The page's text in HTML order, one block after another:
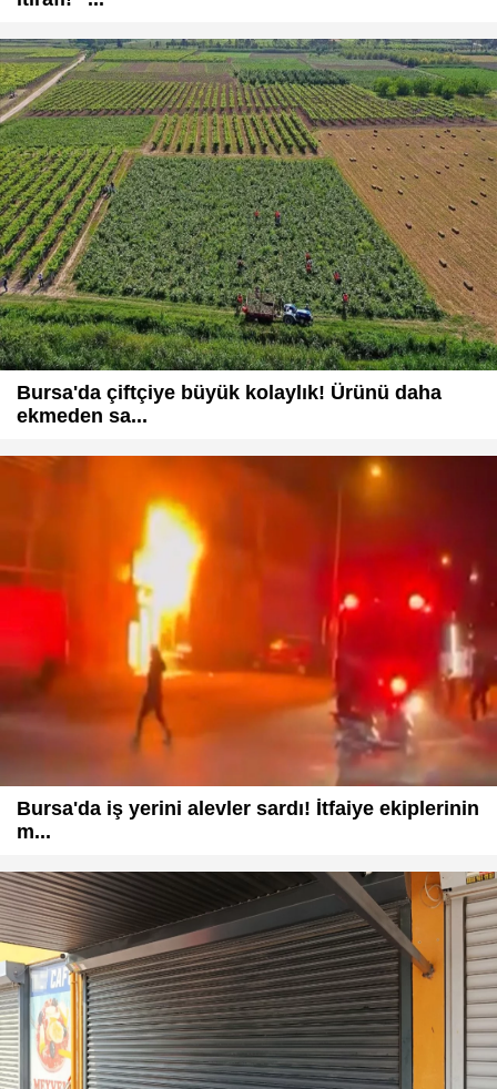
Bursa'da çiftçiye büyük kolaylık! Ürünü daha
ekmeden sa...
Bursa'da iş yerini alevler sardı! İtfaiye ekiplerinin
m...